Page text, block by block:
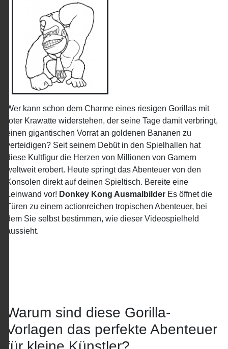
Wer kann schon dem Charme eines riesigen Gorillas mit
roter Krawatte widerstehen, der seine Tage damit verbringt,
einen gigantischen Vorrat an goldenen Bananen zu
verteidigen? Seit seinem Debüt in den Spielhallen hat
diese Kultfigur die Herzen von Millionen von Gamern
weltweit erobert. Heute springt das Abenteuer von den
Konsolen direkt auf deinen Spieltisch. Bereite eine
Leinwand vor! Donkey Kong Ausmalbilder Es öffnet die
Türen zu einem actionreichen tropischen Abenteuer, bei
dem Sie selbst bestimmen, wie dieser Videospielheld
aussieht.
Warum sind diese Gorilla-
Vorlagen das perfekte Abenteuer